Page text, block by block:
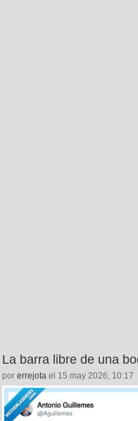
La barra libre de una
por errejota el 15 may 2026, 10:17